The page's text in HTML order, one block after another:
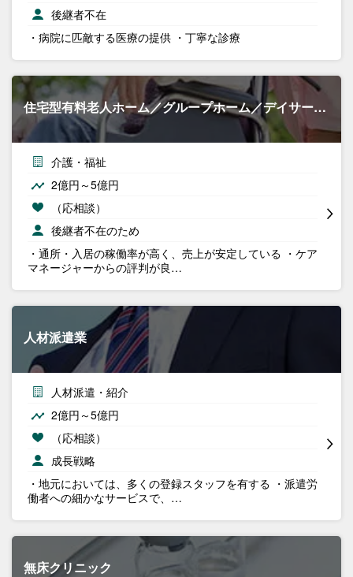
後継者不在
・病院に匹敵する医療の提供 ・丁寧な診療
住宅型有料老人ホーム／グループホーム／デイサー…
介護・福祉
2億円～5億円
（応相談）
後継者不在のため
・通所・入居の稼働率が高く、売上が安定している ・ケア
マネージャーからの評判が良…
人材派遣業
人材派遣・紹介
2億円～5億円
（応相談）
成長戦略
・地元においては、多くの登録スタッフを有する ・派遣労
働者への細かなサービスで、…
無床クリニック